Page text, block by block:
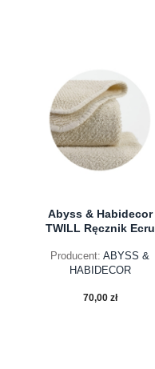
do koszyka
Abyss & Habidecor
TWILL Ręcznik Ecru
Producent: ABYSS &
HABIDECOR
70,00 zł